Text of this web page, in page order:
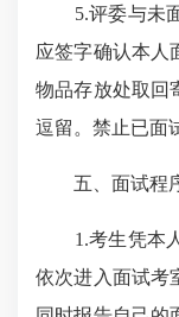
5.评委与未面
应签字确认本人
物品存放处取回
逗留。禁止已面
五、面试程
1.考生凭本人
依次进入面试考